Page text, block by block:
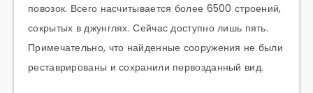
повозок. Всего насчитывается более 6500 строений,
сокрытых в джунглях. Сейчас доступно лишь пять.
Примечательно, что найденные сооружения не были
реставрированы и сохранили первозданный вид.